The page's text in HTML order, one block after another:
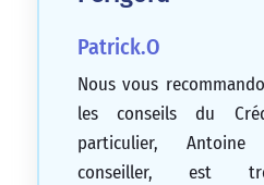
Patrick.O
Nous vous
les conseils du
particulier,
conseiller, est